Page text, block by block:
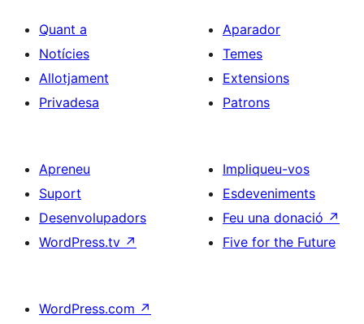
Quant a
Notícies
Allotjament
Privadesa
Aparador
Temes
Extensions
Patrons
Apreneu
Suport
Desenvolupadors
WordPress.tv ↗
Impliqueu-vos
Esdeveniments
Feu una donació ↗
Five for the Future
WordPress.com ↗